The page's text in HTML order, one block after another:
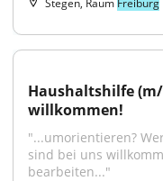
Stegen, Raum Freiburg
Haushaltshilfe
willkommen!
"...umorientieren?
sind bei uns
bearbeiten..."